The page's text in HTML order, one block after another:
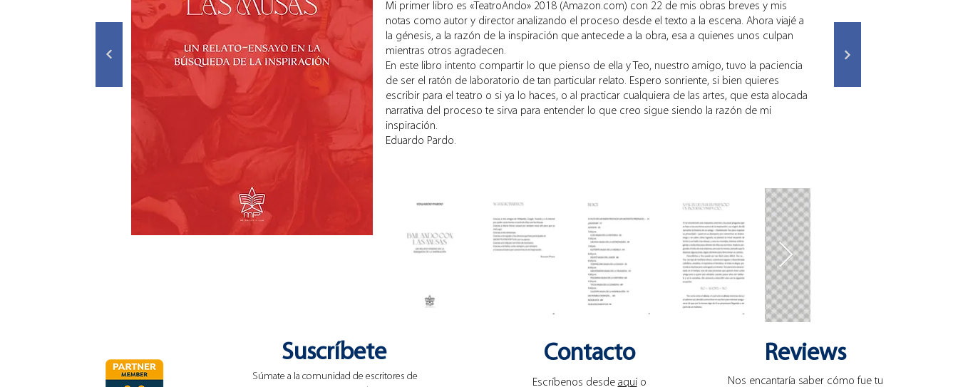
Mi primer libro es «TeatroAndo» 2018 (Amazon.com) con 22 de mis obras breves y mis
notas como autor y director analizando el proceso desde el texto a la escena. Ahora viajé a
la génesis, a la razón de la inspiración que antecede a la obra, esa a quienes unos culpan
mientras otros agradecen.
En este libro intento compartir lo que pienso de ella y Teo, nuestro amigo, tuvo la paciencia
de ser el ratón de laboratorio de tan particular relato. Espero sonriente, si bien quieres
escribir para el teatro o si ya lo haces, o al practicar cualquiera de las artes, que esta alocada
narrativa del proceso te sirva para entender lo que creo sigue siendo la razón de mi
inspiración.
Eduardo Pardo.
Suscríbete
Súmate a la comunidad de escritores de
Contacto
Escríbenos desde aquí o
Reviews
Nos encantaría saber cómo fue tu